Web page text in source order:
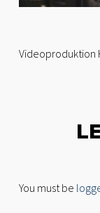
Videoproduktion
You must be